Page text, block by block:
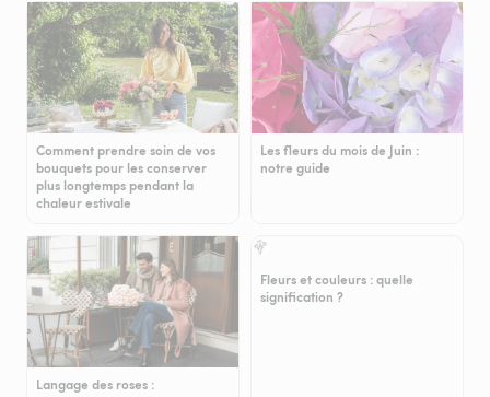
Comment prendre soin de vos
bouquets pour les conserver
plus longtemps pendant la
chaleur estivale
Les fleurs du mois de Juin :
notre guide
Langage des roses :
Fleurs et couleurs : quelle
signification ?